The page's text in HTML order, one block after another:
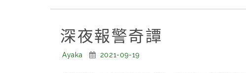
多
問
題”
進
宮”
深夜報警奇譚
Posted
Ayaka
Posted
2021-09-19